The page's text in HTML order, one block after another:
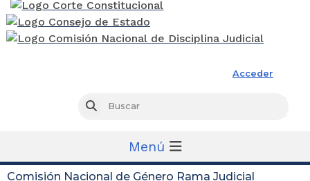
Acceder
Buscar
Menú
Comisión Nacional de Género Rama Judicial